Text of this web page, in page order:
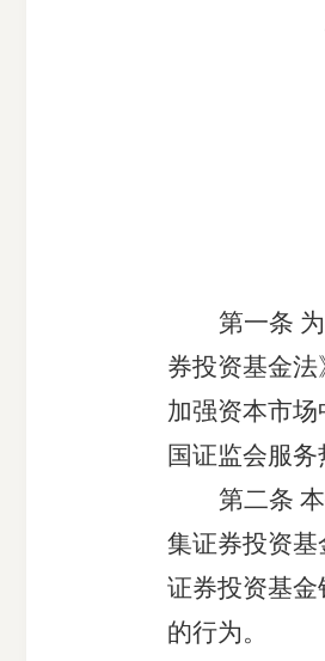
第一条
券投资基金
加强资本市
国证监会服
第二条
集证券投资基
证券投资基金
的行为。